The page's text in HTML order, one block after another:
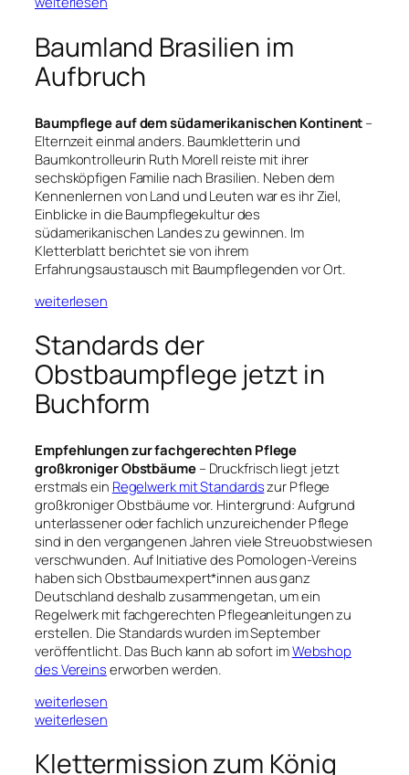
Baumland Brasilien im
Aufbruch
Baumpflege auf dem südamerikanischen Kontinent –
Elternzeit einmal anders. Baumkletterin und
Baumkontrolleurin Ruth Morell reiste mit ihrer
sechsköpfigen Familie nach Brasilien. Neben dem
Kennenlernen von Land und Leuten war es ihr Ziel,
Einblicke in die Baumpflegekultur des
südamerikanischen Landes zu gewinnen. Im
Kletterblatt berichtet sie von ihrem
Erfahrungsaustausch mit Baumpflegenden vor Ort.
weiterlesen
Standards der
Obstbaumpflege jetzt in
Buchform
Empfehlungen zur fachgerechten Pflege
großkroniger Obstbäume– Druckfrisch liegt jetzt
erstmals ein Regelwerk mit Standardszur Pflege
großkroniger Obstbäume vor. Hintergrund: Aufgrund
unterlassener oder fachlich unzureichender Pflege
sind in den vergangenen Jahren viele Streuobstwiesen
verschwunden. Auf Initiative des Pomologen-Vereins
haben sich Obstbaumexpert*innen aus ganz
Deutschland deshalb zusammengetan, um ein
Regelwerk mit fachgerechten Pflegeanleitungen zu
erstellen. Die Standards wurden im September
veröffentlicht. Das Buch kann ab sofort imWebshop
des Vereins erworben werden.
weiterlesen
weiterlesen
Klettermission zum König